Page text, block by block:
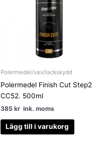
Polermedel/vax/lackskydd
Polermedel Finish Cut Step2
CC52. 500ml
385 kr ink. moms
Lägg till i varukorg